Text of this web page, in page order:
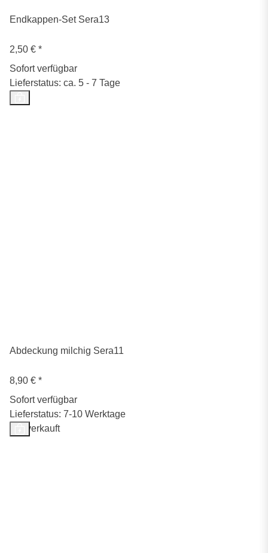
Endkappen-Set Sera13
2,50 € *
Sofort verfügbar
Lieferstatus: ca. 5 - 7 Tage
Abdeckung milchig Sera11
8,90 € *
Sofort verfügbar
Lieferstatus: 7-10 Werktage
Ausverkauft